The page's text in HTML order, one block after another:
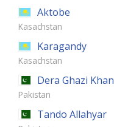
Aktobe
Kasachstan
Karagandy
Kasachstan
Dera Ghazi Khan
Pakistan
Tando Allahyar